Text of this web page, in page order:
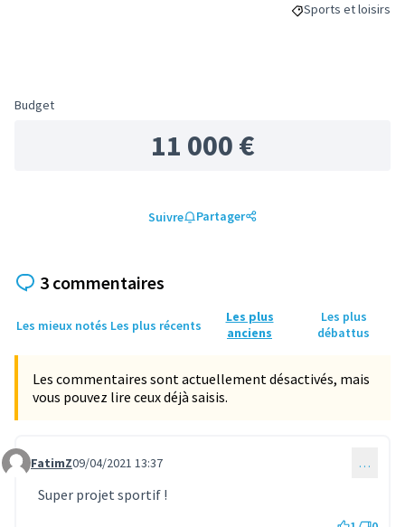
Filtrer les
Sports et loisirs
Budget
11 000 €
Suivre Partager
3 commentaires
Les mieux notés Les plus récents
Les plus
anciens
Les plus
débattus
Les commentaires sont actuellement désactivés, mais
vous pouvez lire ceux déjà saisis.
Commentaire 471
FatimZ09/04/2021 13:37 …
Super projet sportif !